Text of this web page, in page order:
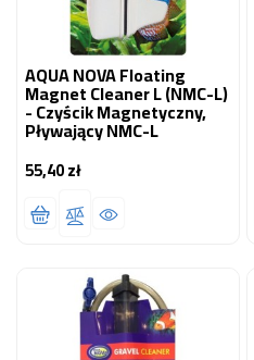
AQUA NOVA Floating
Magnet Cleaner L (NMC-L)
- Czyścik Magnetyczny,
Pływający NMC-L
55,40 złCena